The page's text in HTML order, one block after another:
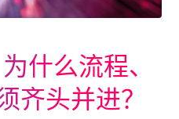
什么流程、
齐头并进？